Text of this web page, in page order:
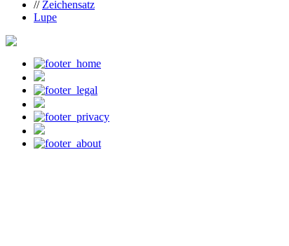
// Zeichensatz
Lupe